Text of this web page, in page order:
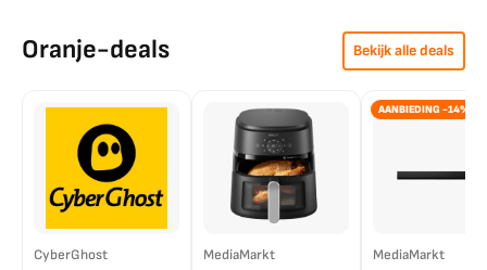
Oranje-deals Bekijk alle deals
CyberGhost MediaMarkt
AANBIEDING -14%
MediaMarkt